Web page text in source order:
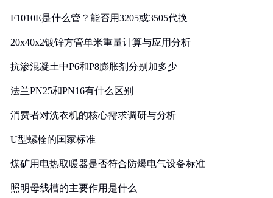
F1010E是什么管？能否用3205或3505代换
20x40x2镀锌方管单米重量计算与应用分析
抗渗混凝土中P6和P8膨胀剂分别加多少
法兰PN25和PN16有什么区别
消费者对洗衣机的核心需求调研与分析
U型螺栓的国家标准
煤矿用电热取暖器是否符合防爆电气设备标准
照明母线槽的主要作用是什么